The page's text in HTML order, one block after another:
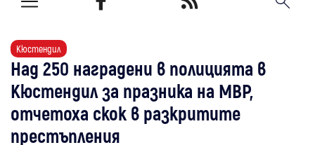
Кюстендил
Над 250 наградени в полицията в
Кюстендил за празника на МВР,
отчетоха скок в разкритите
престъпления